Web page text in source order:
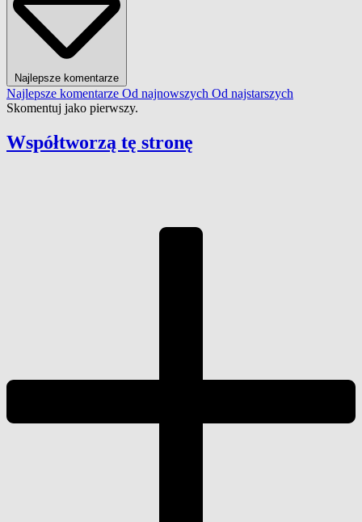
Najlepsze komentarze
Najlepsze komentarze Od najnowszych Od najstarszych
Skomentuj jako pierwszy.
Współtworzą tę stronę